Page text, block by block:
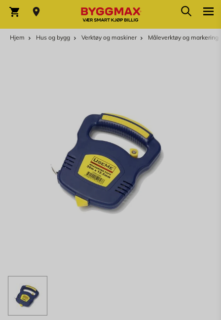
Varekurv Søk
Hjem Hus og bygg Verktøy og maskiner Måleverktøy og markering